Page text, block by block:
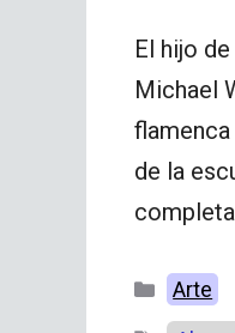
El hijo
Michael
de la
Arte